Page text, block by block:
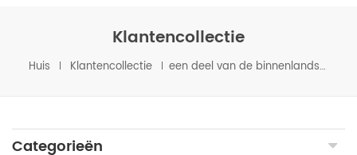
Klantencollectie
Huis Klantencollectie een deel van de binnenlandse en buitenlandse klanten
Categorieën